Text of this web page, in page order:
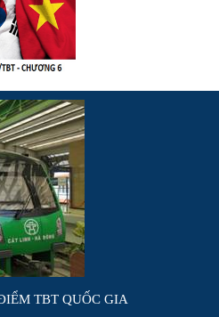
TBT QUỐC GIA